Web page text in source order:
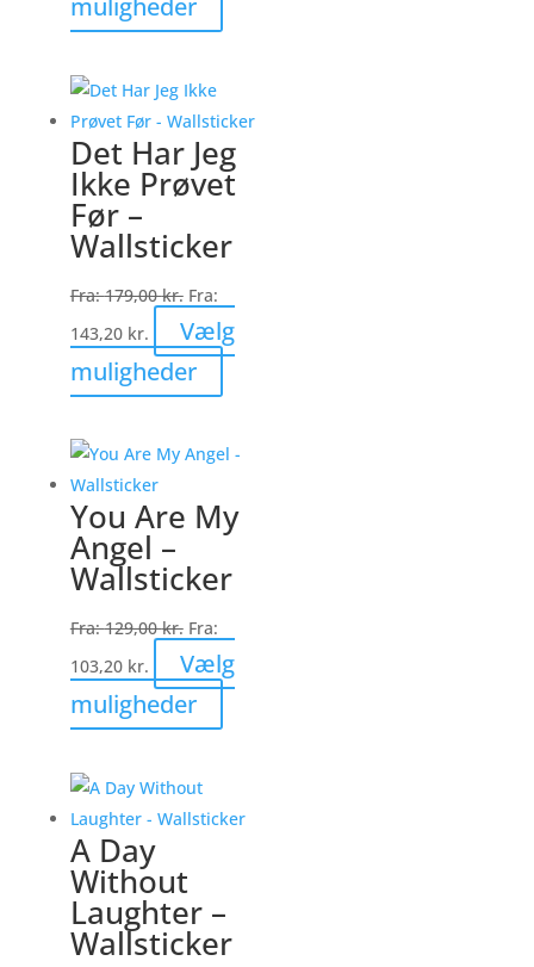
muligheder
vare
varianter.
Mulighederne
kan
på
Det Har Jeg
Ikke Prøvet
Før –
Wallsticker
Fra:179,00kr. Fra:
143,20 kr.
Vælg
muligheder
vare
flere
Mulighederne
vælges
varesiden
You Are My
Angel –
Wallsticker
Fra:129,00kr. Fra:
103,20 kr.
Vælg
muligheder
vare
varianter.
vælges
på
A Day
Without
Laughter –
Wallsticker